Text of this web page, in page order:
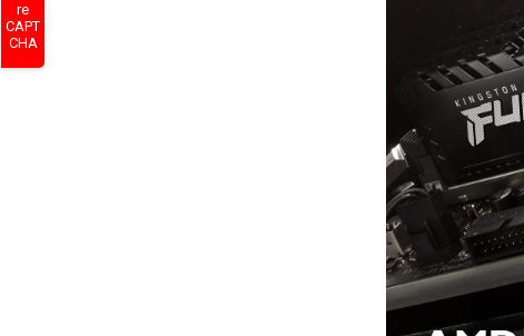
re
CAPT
CHA